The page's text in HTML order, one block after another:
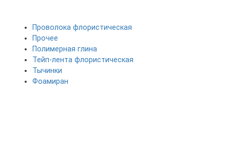
Проволока флористическая
Прочее
Полимерная глина
Тейп-лента флористическая
Тычинки
Фоамиран